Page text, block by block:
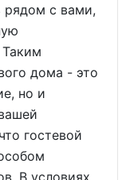
рядом с вами,
Таким
дома - это
но и
гостевой
В условиях